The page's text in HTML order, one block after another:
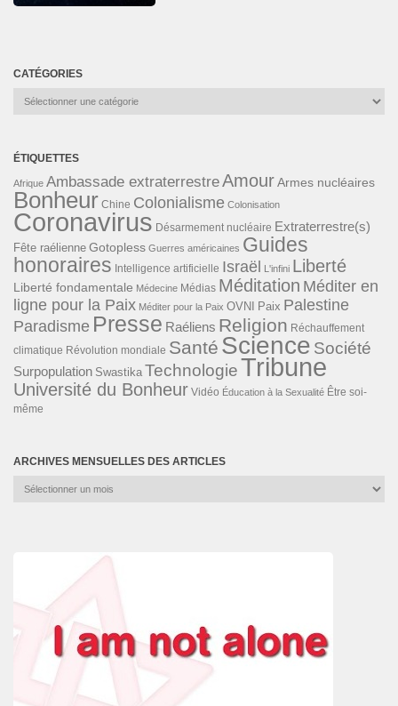
CATÉGORIES
Catégories
ÉTIQUETTES
Afrique Ambassade extraterrestreAmourArmes nucléaires
Bonheur Chine Colonialisme Colonisation
Coronavirus Désarmement nucléaire Extraterrestre(s)
Fête raélienne Gotopless Guerres américaines Guides
honoraires Intelligence artificielle Israël L'infini Liberté
Liberté fondamentale Médecine Médias Méditation Méditer en
ligne pour la Paix Méditer pour la Paix OVNI Paix Palestine
Paradisme Presse Raéliens Religion Réchauffement
climatique Révolution mondiale Santé Science Société
Surpopulation Swastika TechnologieTribune
Université du Bonheur Vidéo Éducation à la Sexualité Être soi-
même
ARCHIVES MENSUELLES DES ARTICLES
Archives